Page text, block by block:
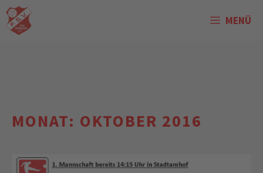
Zum
Inhalt
MENÜ
MONAT: OKTOBER 2016